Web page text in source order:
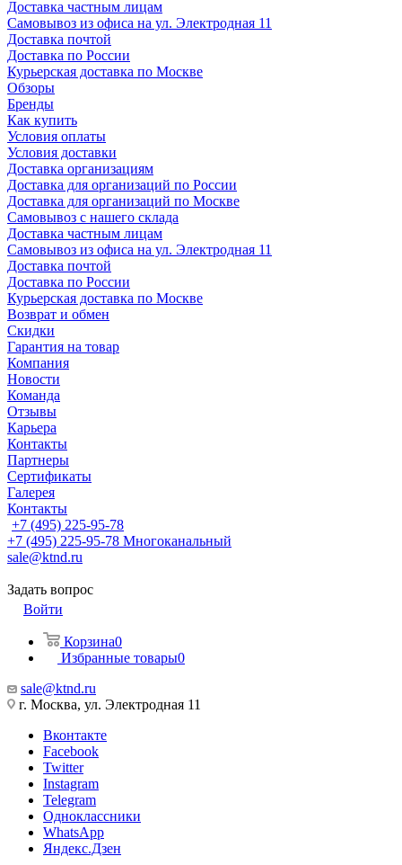
Доставка частным лицам
Самовывоз из офиса на ул. Электродная 11
Доставка почтой
Доставка по России
Курьерская доставка по Москве
Обзоры
Бренды
Как купить
Условия оплаты
Условия доставки
Доставка организациям
Доставка для организаций по России
Доставка для организаций по Москве
Самовывоз с нашего склада
Доставка частным лицам
Самовывоз из офиса на ул. Электродная 11
Доставка почтой
Доставка по России
Курьерская доставка по Москве
Возврат и обмен
Скидки
Гарантия на товар
Компания
Новости
Команда
Отзывы
Карьера
Контакты
Партнеры
Сертификаты
Галерея
Контакты
+7 (495) 225-95-78
+7 (495) 225-95-78 Многоканальный
sale@ktnd.ru
Задать вопрос
Войти
Корзина0
Избранные товары0
sale@ktnd.ru
г. Москва, ул. Электродная 11
Вконтакте
Facebook
Twitter
Instagram
Telegram
Одноклассники
WhatsApp
Яндекс.Дзен